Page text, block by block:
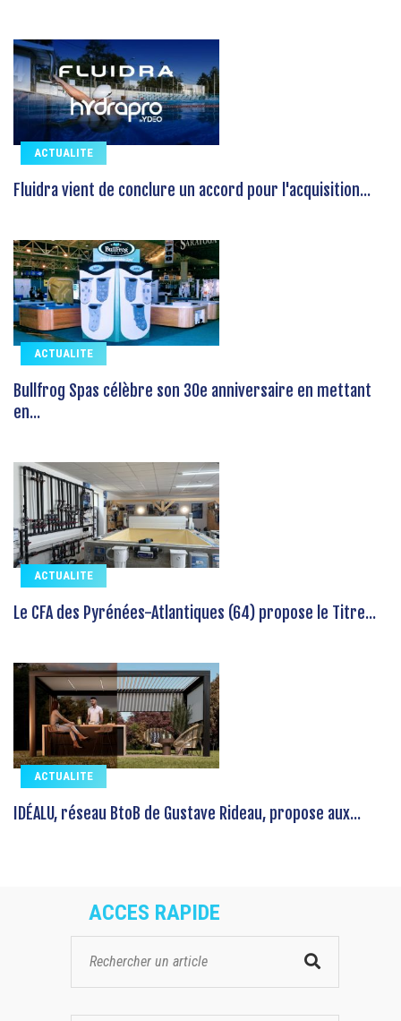
ACTUALITE
Fluidra vient de conclure un accord pour l'acquisition...
ACTUALITE
Bullfrog Spas célèbre son 30e anniversaire en mettant
en...
ACTUALITE
Le CFA des Pyrénées-Atlantiques (64) propose le Titre...
ACTUALITE
IDÉALU, réseau BtoB de Gustave Rideau, propose aux...
ACCES RAPIDE